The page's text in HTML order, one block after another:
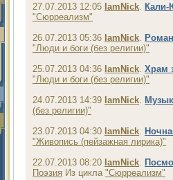
27.07.2013 12:05 IamNick. Кали-
"Сюрреализм"
26.07.2013 05:36 IamNick.
"Люди и боги (без религии)"
25.07.2013 04:36 IamNick. Храм
"Люди и боги (без религии)"
24.07.2013 14:39 IamNick.
(без религии)"
23.07.2013 04:30 IamNick.
"Живопись (пейзажная лирика)"
22.07.2013 08:20 IamNick.
Поэзия Из цикла "Сюрреализм"